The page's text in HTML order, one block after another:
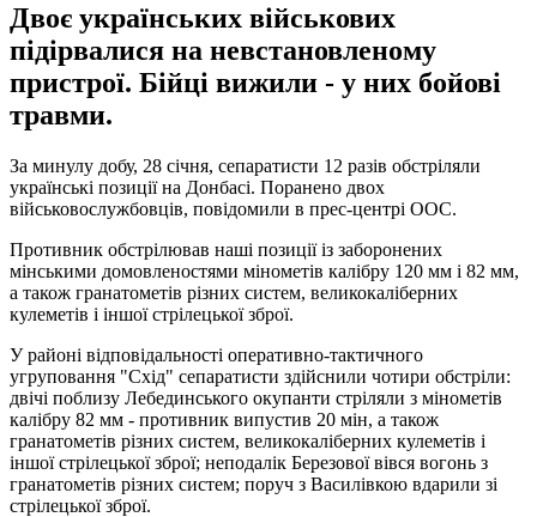
Двоє українських військових
підірвалися на невстановленому
пристрої. Бійці вижили - у них бойові
травми.
За минулу добу, 28 січня, сепаратисти 12 разів обстріляли
українські позиції на Донбасі. Поранено двох
військовослужбовців, повідомили в прес-центрі ООС.
Противник обстрілював наші позиції із заборонених
мінськими домовленостями мінометів калібру 120 мм і 82 мм,
а також гранатометів різних систем, великокаліберних
кулеметів і іншої стрілецької зброї.
У районі відповідальності оперативно-тактичного
угруповання "Схід" сепаратисти здійснили чотири обстріли:
двічі поблизу Лебединського окупанти стріляли з мінометів
калібру 82 мм - противник випустив 20 мін, а також
гранатометів різних систем, великокаліберних кулеметів і
іншої стрілецької зброї; неподалік Березової вівся вогонь з
гранатометів різних систем; поруч з Василівкою вдарили зі
стрілецької зброї.